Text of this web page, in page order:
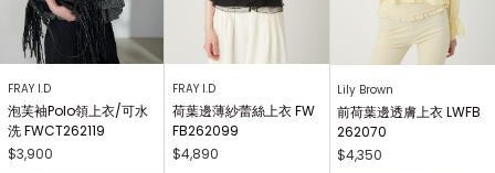
FRAY I.D
泡芙袖Polo領上衣/可水
洗 FWCT262119
$3,900
FRAY I.D
荷葉邊薄紗蕾絲上衣 FW
FB262099
$4,890
Lily Brown
前荷葉邊透膚上衣 LWFB
262070
$4,350